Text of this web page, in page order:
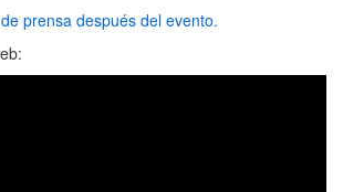
prensa después del evento.